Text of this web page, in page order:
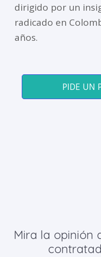
dirigido por un
radicado en
años.
PIDE UN
Mira la opinión